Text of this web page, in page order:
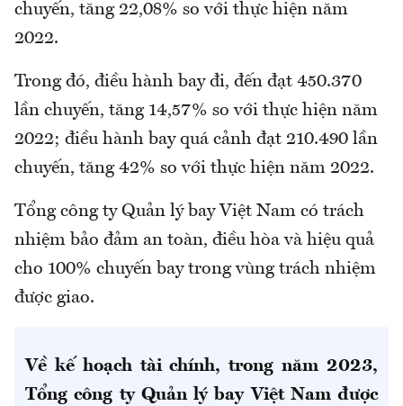
chuyến, tăng 22,08% so với thực hiện năm
2022.
Trong đó, điều hành bay đi, đến đạt 450.370
lần chuyến, tăng 14,57% so với thực hiện năm
2022; điều hành bay quá cảnh đạt 210.490 lần
chuyến, tăng 42% so với thực hiện năm 2022.
Tổng công ty Quản lý bay Việt Nam có trách
nhiệm bảo đảm an toàn, điều hòa và hiệu quả
cho 100% chuyến bay trong vùng trách nhiệm
được giao.
Về kế hoạch tài chính, trong năm 2023,
Tổng công ty Quản lý bay Việt Nam được